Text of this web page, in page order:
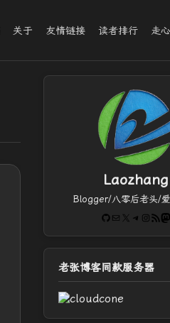
关于 友情链接 读者排行 走
Laozhang
Blogger/八零后老头/
GitHub
电子邮件 X Telegram
RSS Feed
老张博客同款服务器